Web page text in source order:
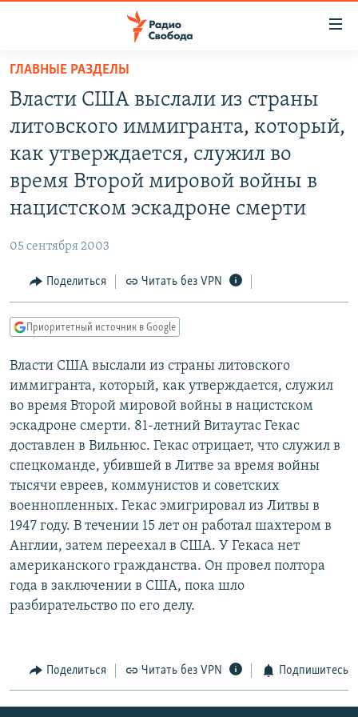
упрощенного
доступа
основному
содержанию
Вернутся
главной
навигации
Вернутся
поиску
ЦИТАТЫ СВОБОДЫ
МНЕНИЯ
IDEL.РЕАЛИИ
КАВКАЗ.РЕАЛИИ
СЕВЕР.РЕАЛИИ
РАСПИСАНИЕ ВЕЩАНИЯ
ПОДПИШИТЕСЬ НА РАССЫЛКУ
СОЦИАЛЬНЫЕ СЕТИ
Все сайты РСЕ/РС
ГЛАВНЫЕ РАЗДЕЛЫ
Власти США выслали из страны
литовского иммигранта, который,
как утверждается, служил во
время Второй мировой войны в
нацистском эскадроне смерти
05 сентября 2003
Поделиться Читать без VPN
Приоритетный источник в Google
Власти США выслали из страны литовского
иммигранта, который, как утверждается, служил
во время Второй мировой войны в нацистском
эскадроне смерти. 81-летний Витаутас Гекас
доставлен в Вильнюс. Гекас отрицает, что служил в
спецкоманде, убившей в Литве за время войны
тысячи евреев, коммунистов и советских
военнопленных. Гекас эмигрировал из Литвы в
1947 году. В течении 15 лет он работал шахтером в
Англии, затем переехал в США. У Гекаса нет
американского гражданства. Он провел полтора
года в заключении в США, пока шло
разбирательство по его делу.
Поделиться Читать без VPN Подпишитесь